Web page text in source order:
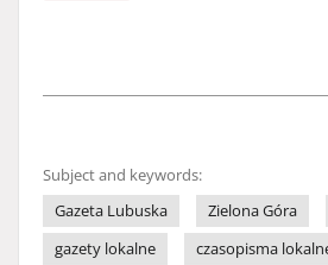
Subject and keywords:
Gazeta Lubuska
Zielona Góra
gazety lokalne
czasopisma